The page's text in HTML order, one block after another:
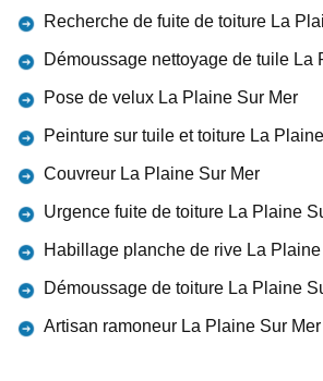
Recherche de fuite de toiture La
Démoussage nettoyage de tuile La
Pose de velux La Plaine Sur Mer
Peinture sur tuile et toiture La
Couvreur La Plaine Sur Mer
Urgence fuite de toiture La Plaine
Habillage planche de rive La
Démoussage de toiture La Plaine
Artisan ramoneur La Plaine Sur